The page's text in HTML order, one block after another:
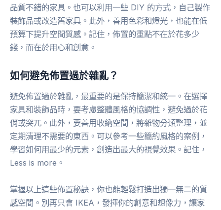
品質不錯的家具。也可以利用一些 DIY 的方式，自己製作
裝飾品或改造舊家具。此外，善用色彩和燈光，也能在低
預算下提升空間質感。記住，佈置的重點不在於花多少
錢，而在於用心和創意。
如何避免佈置過於雜亂？
避免佈置過於雜亂，最重要的是保持簡潔和統一。在選擇
家具和裝飾品時，要考慮整體風格的協調性，避免過於花
俏或突兀。此外，要善用收納空間，將雜物分類整理，並
定期清理不需要的東西。可以參考一些簡約風格的案例，
學習如何用最少的元素，創造出最大的視覺效果。記住，
Less is more。
掌握以上這些佈置秘訣，你也能輕鬆打造出獨一無二的質
感空間。別再只會 IKEA，發揮你的創意和想像力，讓家